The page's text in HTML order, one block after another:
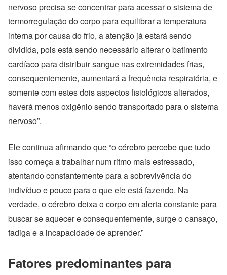
nervoso precisa se concentrar para acessar o sistema de
termorregulação do corpo para equilibrar a temperatura
interna por causa do frio, a atenção já estará sendo
dividida, pois está sendo necessário alterar o batimento
cardíaco para distribuir sangue nas extremidades frias,
consequentemente, aumentará a frequência respiratória, e
somente com estes dois aspectos fisiológicos alterados,
haverá menos oxigênio sendo transportado para o sistema
nervoso”.
Ele continua afirmando que “o cérebro percebe que tudo
isso começa a trabalhar num ritmo mais estressado,
atentando constantemente para a sobrevivência do
indivíduo e pouco para o que ele está fazendo. Na
verdade, o cérebro deixa o corpo em alerta constante para
buscar se aquecer e consequentemente, surge o cansaço,
fadiga e a incapacidade de aprender.”
Fatores predominantes para